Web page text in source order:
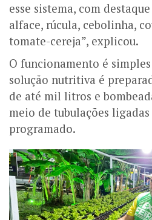
esse sistema, com
alface, rúcula, cebolinha,
tomate-cereja”, explicou.
O funcionamento é
solução nutritiva é
de até mil litros e
meio de tubulações
programado.